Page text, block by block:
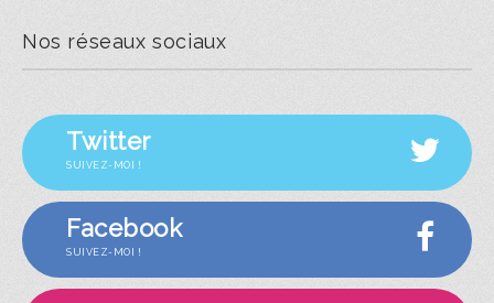
Nos réseaux sociaux
Twitter
SUIVEZ-MOI !
Facebook
SUIVEZ-MOI !